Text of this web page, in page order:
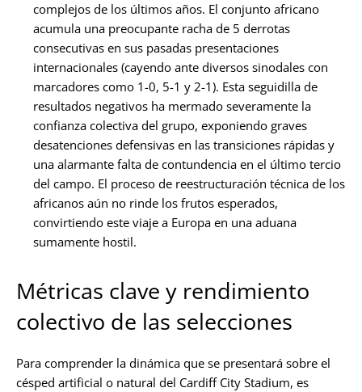
complejos de los últimos años. El conjunto africano
acumula una preocupante racha de 5 derrotas
consecutivas en sus pasadas presentaciones
internacionales (cayendo ante diversos sinodales con
marcadores como 1-0, 5-1 y 2-1). Esta seguidilla de
resultados negativos ha mermado severamente la
confianza colectiva del grupo, exponiendo graves
desatenciones defensivas en las transiciones rápidas y
una alarmante falta de contundencia en el último tercio
del campo. El proceso de reestructuración técnica de los
africanos aún no rinde los frutos esperados,
convirtiendo este viaje a Europa en una aduana
sumamente hostil.
Métricas clave y rendimiento
colectivo de las selecciones
Para comprender la dinámica que se presentará sobre el
césped artificial o natural del Cardiff City Stadium, es